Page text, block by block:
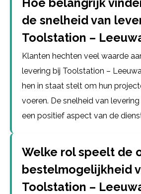
Hoe belangrijk
de snelheid van
Toolstation –
Klanten hechten veel waarde
levering bij Toolstation –
hen in staat stelt om hun
voeren. De snelheid van
een positief aspect van de
Welke rol speelt de
bestelmogelijkheid
Toolstation –